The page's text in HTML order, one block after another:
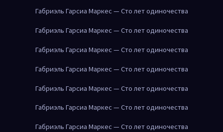
Габриэль Гарсиа Маркес — Сто лет одиночества
Габриэль Гарсиа Маркес — Сто лет одиночества
Габриэль Гарсиа Маркес — Сто лет одиночества
Габриэль Гарсиа Маркес — Сто лет одиночества
Габриэль Гарсиа Маркес — Сто лет одиночества
Габриэль Гарсиа Маркес — Сто лет одиночества
Габриэль Гарсиа Маркес — Сто лет одиночества